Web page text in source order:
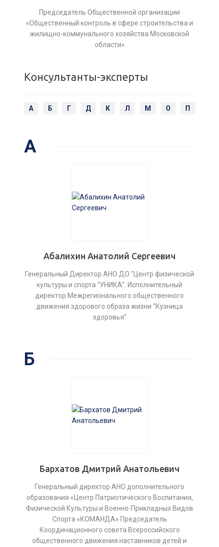
Председатель Общественной организации
«Общественный контроль в сфере строительства и
жилищно-коммунального хозяйства Московской
области»
Консультанты-эксперты
А Б Г Д К Л М О П
А
Абалихин Анатолий Сергеевич
Генеральный Директор АНО ДО "Центр физической
культуры и спорта “УНИКА”. Исполнительный
директор Межрегионального общественного
движения здорового образа жизни “Кузница
здоровья”
Б
Бархатов Дмитрий Анатольевич
Генеральный директор АНО дополнительного
образования «Центр Патриотического Воспитания,
Физической Культуры и Военно-Прикладных Видов
Спорта «КОМАНДА» Председатель
Координационного совета Всероссийского
общественного движения наставников детей и